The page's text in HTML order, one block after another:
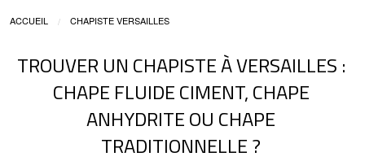
ACCUEIL CHAPISTE VERSAILLES
TROUVER UN CHAPISTE À VERSAILLES :
CHAPE FLUIDE CIMENT, CHAPE
ANHYDRITE OU CHAPE
TRADITIONNELLE ?